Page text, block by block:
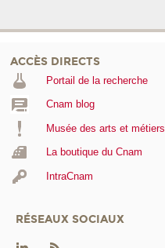
ACCÈS DIRECTS
Portail de la recherche
Cnam blog
Musée des arts et métiers
La boutique du Cnam
IntraCnam
RÉSEAUX SOCIAUX